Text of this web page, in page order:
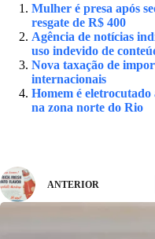
Mulher é presa após
resgate de R$ 400
Agência de notícias
uso indevido de
Nova taxação de
internacionais
Homem é
na zona norte do Rio
ANTERIOR